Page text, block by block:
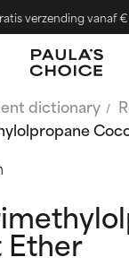
verzending vanaf
dictionary